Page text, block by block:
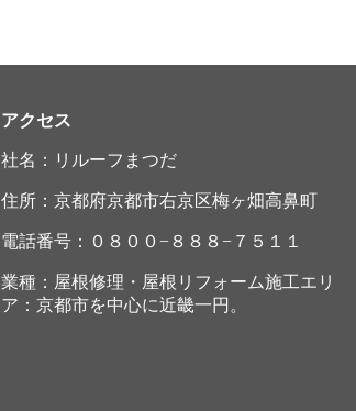
アクセス
社名：リルーフまつだ
住所：京都府京都市右京区梅ヶ畑高鼻町
電話番号：０８００−８８８−７５１１
業種：屋根修理・屋根リフォーム施工エリ
ア：京都市を中心に近畿一円。